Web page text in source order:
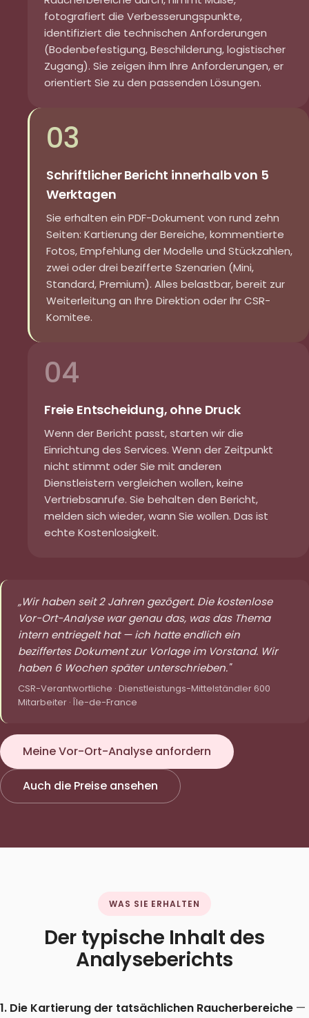
fotografiert die Verbesserungspunkte,
identifiziert die technischen Anforderungen
(Bodenbefestigung, Beschilderung, logistischer
Zugang). Sie zeigen ihm Ihre Anforderungen, er
orientiert Sie zu den passenden Lösungen.
03
Schriftlicher Bericht innerhalb von 5
Werktagen
Sie erhalten ein PDF-Dokument von rund zehn
Seiten: Kartierung der Bereiche, kommentierte
Fotos, Empfehlung der Modelle und Stückzahlen,
zwei oder drei bezifferte Szenarien (Mini,
Standard, Premium). Alles belastbar, bereit zur
Weiterleitung an Ihre Direktion oder Ihr CSR-
Komitee.
04
Freie Entscheidung, ohne Druck
Wenn der Bericht passt, starten wir die
Einrichtung des Services. Wenn der Zeitpunkt
nicht stimmt oder Sie mit anderen
Dienstleistern vergleichen wollen, keine
Vertriebsanrufe. Sie behalten den Bericht,
melden sich wieder, wann Sie wollen. Das ist
echte Kostenlosigkeit.
„Wir haben seit 2 Jahren gezögert. Die kostenlose
Vor-Ort-Analyse war genau das, was das Thema
intern entriegelt hat — ich hatte endlich ein
beziffertes Dokument zur Vorlage im Vorstand. Wir
haben 6 Wochen später unterschrieben."
CSR-Verantwortliche · Dienstleistungs-Mittelständler 600
Mitarbeiter · Île-de-France
Meine Vor-Ort-Analyse anfordern
Auch die Preise ansehen
WAS SIE ERHALTEN
Der typische Inhalt des
Analyseberichts
1. Die Kartierung der tatsächlichen Raucherbereiche —